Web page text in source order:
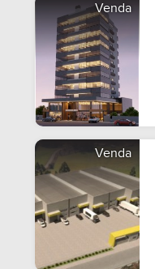
MOBILIADO
Venda
Venda